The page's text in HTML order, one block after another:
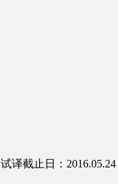
试译截止日：2016.05.24